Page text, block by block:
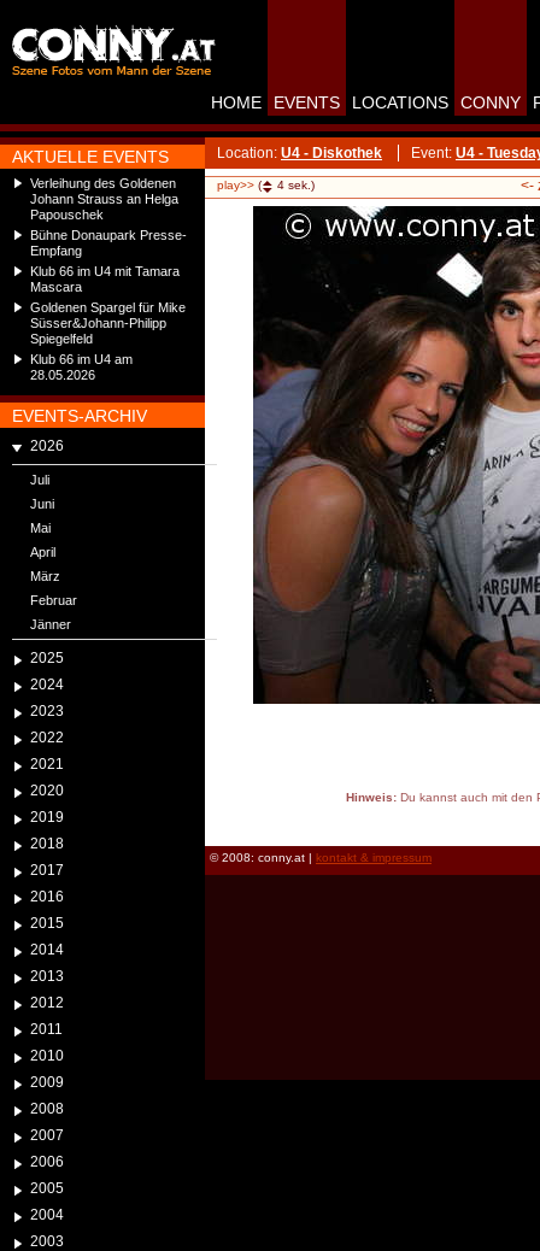
AKTUELLE EVENTS
Verleihung des Goldenen
Johann Strauss an Helga
Papouschek
Bühne Donaupark Presse-
Empfang
Klub 66 im U4 mit Tamara
Mascara
Goldenen Spargel für Mike
Süsser&Johann-Philipp
Spiegelfeld
Klub 66 im U4 am
28.05.2026
EVENTS-ARCHIV
2026
Juli
Juni
Mai
April
März
Februar
Jänner
2025
2024
2023
2022
2021
2020
2019
2018
2017
2016
2015
2014
2013
2012
2011
2010
2009
2008
2007
2006
2005
2004
2003
HOME EVENTS LOCATIONS CONNY
Location: U4 - Diskothek Event: U4 -
play>> ( 4 sek.) <-
Hinweis:Du kannst auch mit den
© 2008: conny.at | kontakt & impressum